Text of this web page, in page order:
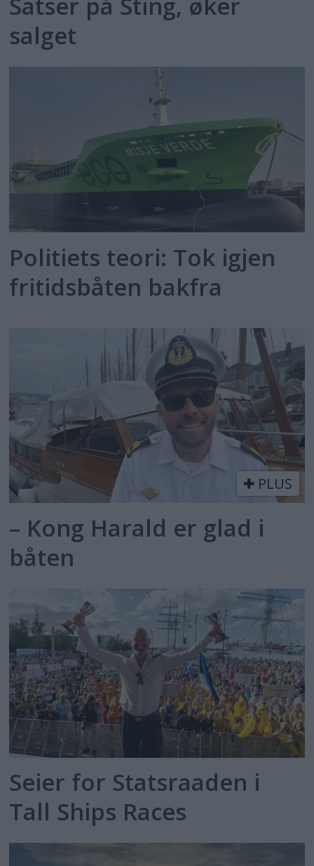
salget
Politiets teori: Tok igjen
fritidsbåten bakfra
PLUS
– Kong Harald er glad i
båten
Seier for Statsraaden i
Tall Ships Races